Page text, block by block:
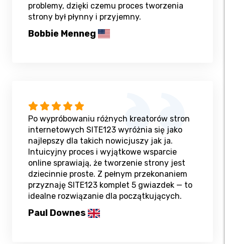
problemy, dzięki czemu proces tworzenia
strony był płynny i przyjemny.
Bobbie Menneg
Po wypróbowaniu różnych kreatorów stron
internetowych SITE123 wyróżnia się jako
najlepszy dla takich nowicjuszy jak ja.
Intuicyjny proces i wyjątkowe wsparcie
online sprawiają, że tworzenie strony jest
dziecinnie proste. Z pełnym przekonaniem
przyznaję SITE123 komplet 5 gwiazdek — to
idealne rozwiązanie dla początkujących.
Paul Downes